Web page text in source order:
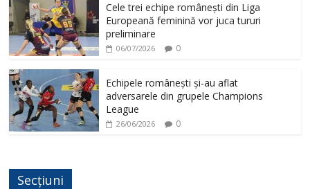
Cele trei echipe românești din Liga
Europeană feminină vor juca tururi
preliminare
06/07/2026 0
Echipele românești și-au aflat
adversarele din grupele Champions
League
26/06/2026 0
Secțiuni